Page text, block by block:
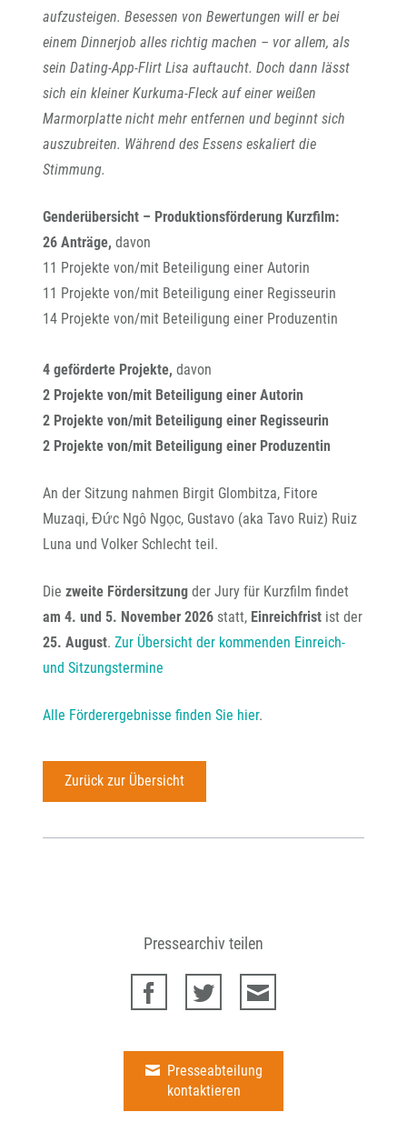
aufzusteigen. Besessen von Bewertungen will er bei
einem Dinnerjob alles richtig machen – vor allem, als
sein Dating-App-Flirt Lisa auftaucht. Doch dann lässt
sich ein kleiner Kurkuma-Fleck auf einer weißen
Marmorplatte nicht mehr entfernen und beginnt sich
auszubreiten. Während des Essens eskaliert die
Stimmung.
Genderübersicht – Produktionsförderung Kurzfilm:
26 Anträge, davon
11 Projekte von/mit Beteiligung einer Autorin
11 Projekte von/mit Beteiligung einer Regisseurin
14 Projekte von/mit Beteiligung einer Produzentin
4 geförderte Projekte, davon
2 Projekte von/mit Beteiligung einer Autorin
2 Projekte von/mit Beteiligung einer Regisseurin
2 Projekte von/mit Beteiligung einer Produzentin
An der Sitzung nahmen Birgit Glombitza, Fitore
Muzaqi, Đức Ngô Ngọc, Gustavo (aka Tavo Ruiz) Ruiz
Luna und Volker Schlecht teil.
Die zweite Fördersitzung der Jury für Kurzfilm findet
am 4. und 5. November 2026 statt, Einreichfrist ist der
25. August. Zur Übersicht der kommenden Einreich-
und Sitzungstermine
Alle Förderergebnisse finden Sie hier.
Zurück zur Übersicht
Pressearchiv teilen
Presseabteilung
kontaktieren